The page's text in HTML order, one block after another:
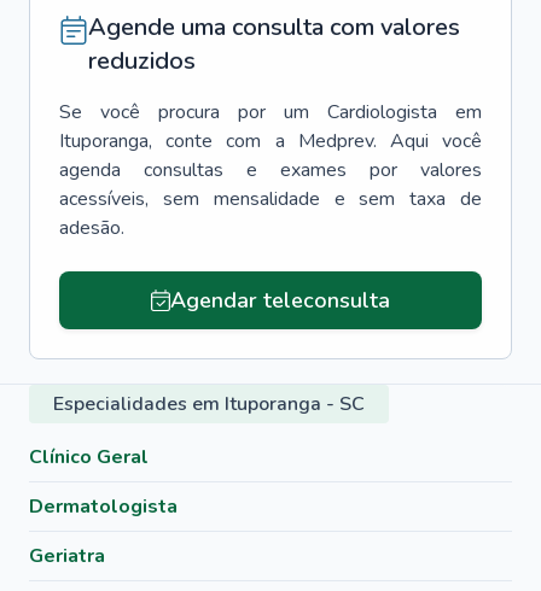
Agende uma consulta com valores
reduzidos
Se você procura por um Cardiologista
em
Ituporanga, conte com a Medprev. Aqui você
agenda consultas e exames por valores
acessíveis, sem mensalidade e sem taxa de
adesão.
Agendar teleconsulta
Especialidades em Ituporanga - SC
Clínico Geral
Dermatologista
Geriatra